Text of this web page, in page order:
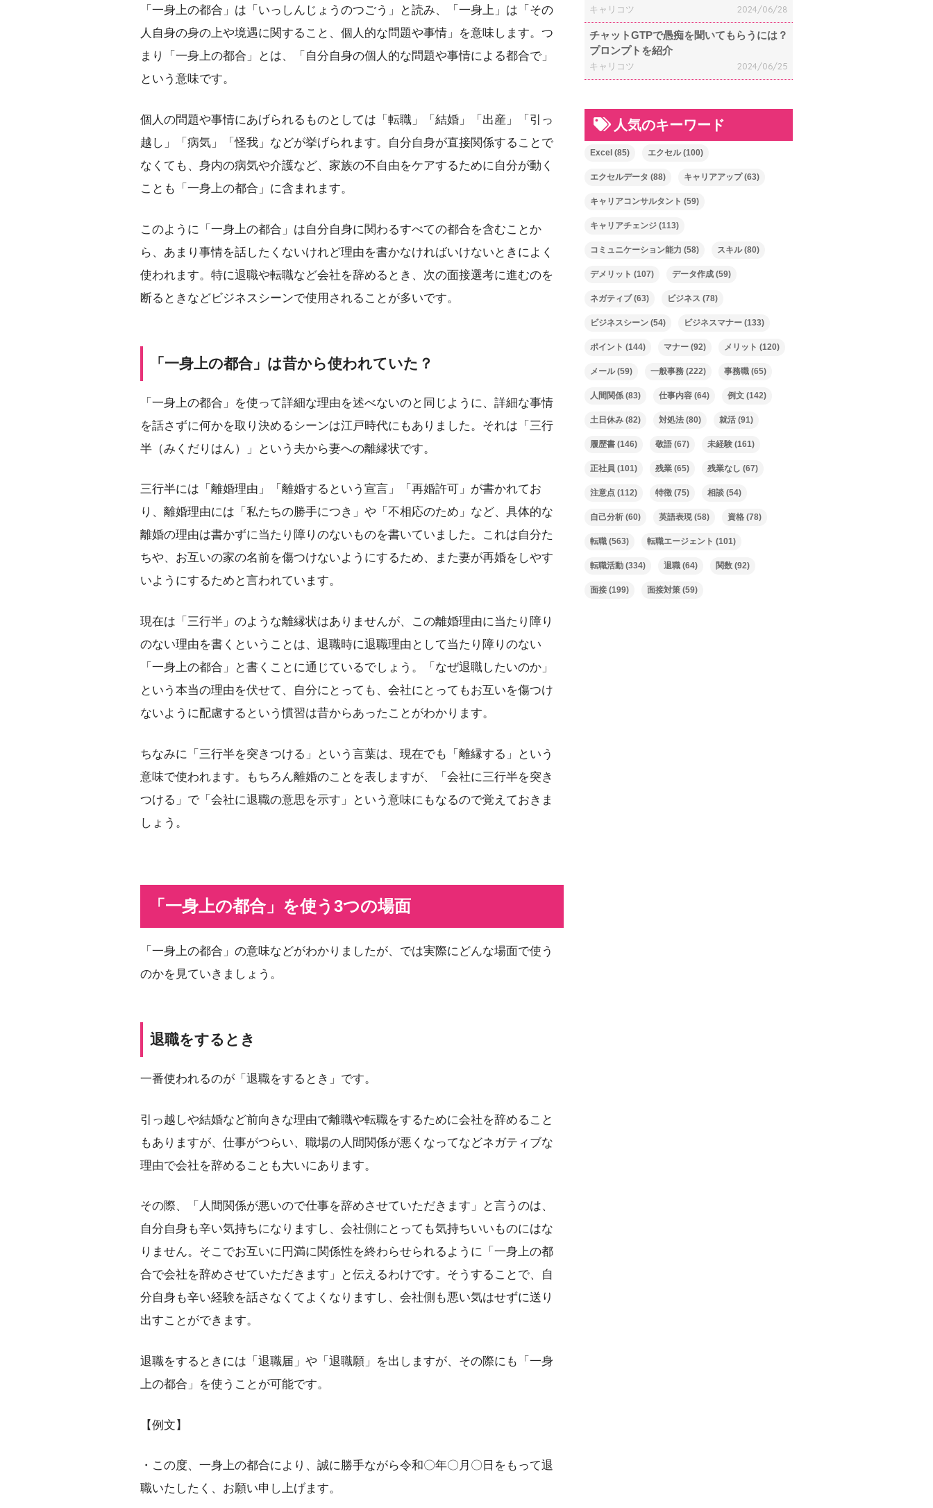
「一身上の都合」は「いっしんじょうのつごう」と読み、「一身上」は「その
人自身の身の上や境遇に関すること、個人的な問題や事情」を意味します。つ
まり「一身上の都合」とは、「自分自身の個人的な問題や事情による都合で」
という意味です。
個人の問題や事情にあげられるものとしては「転職」「結婚」「出産」「引っ
越し」「病気」「怪我」などが挙げられます。自分自身が直接関係することで
なくても、身内の病気や介護など、家族の不自由をケアするために自分が動く
ことも「一身上の都合」に含まれます。
このように「一身上の都合」は自分自身に関わるすべての都合を含むことか
ら、あまり事情を話したくないけれど理由を書かなければいけないときによく
使われます。特に退職や転職など会社を辞めるとき、次の面接選考に進むのを
断るときなどビジネスシーンで使用されることが多いです。
「一身上の都合」は昔から使われていた？
「一身上の都合」を使って詳細な理由を述べないのと同じように、詳細な事情
を話さずに何かを取り決めるシーンは江戸時代にもありました。それは「三行
半（みくだりはん）」という夫から妻への離縁状です。
三行半には「離婚理由」「離婚するという宣言」「再婚許可」が書かれてお
り、離婚理由には「私たちの勝手につき」や「不相応のため」など、具体的な
離婚の理由は書かずに当たり障りのないものを書いていました。これは自分た
ちや、お互いの家の名前を傷つけないようにするため、また妻が再婚をしやす
いようにするためと言われています。
現在は「三行半」のような離縁状はありませんが、この離婚理由に当たり障り
のない理由を書くということは、退職時に退職理由として当たり障りのない
「一身上の都合」と書くことに通じているでしょう。「なぜ退職したいのか」
という本当の理由を伏せて、自分にとっても、会社にとってもお互いを傷つけ
ないように配慮するという慣習は昔からあったことがわかります。
ちなみに「三行半を突きつける」という言葉は、現在でも「離縁する」という
意味で使われます。もちろん離婚のことを表しますが、「会社に三行半を突き
つける」で「会社に退職の意思を示す」という意味にもなるので覚えておきま
しょう。
「一身上の都合」を使う3つの場面
「一身上の都合」の意味などがわかりましたが、では実際にどんな場面で使う
のかを見ていきましょう。
退職をするとき
一番使われるのが「退職をするとき」です。
引っ越しや結婚など前向きな理由で離職や転職をするために会社を辞めること
もありますが、仕事がつらい、職場の人間関係が悪くなってなどネガティブな
理由で会社を辞めることも大いにあります。
その際、「人間関係が悪いので仕事を辞めさせていただきます」と言うのは、
自分自身も辛い気持ちになりますし、会社側にとっても気持ちいいものにはな
りません。そこでお互いに円満に関係性を終わらせられるように「一身上の都
合で会社を辞めさせていただきます」と伝えるわけです。そうすることで、自
分自身も辛い経験を話さなくてよくなりますし、会社側も悪い気はせずに送り
出すことができます。
退職をするときには「退職届」や「退職願」を出しますが、その際にも「一身
上の都合」を使うことが可能です。
【例文】
・この度、一身上の都合により、誠に勝手ながら令和〇年〇月〇日をもって退
職いたしたく、お願い申し上げます。
キャリコツ 2024/06/28
チャットGTPで愚痴を聞いてもらうには？
プロンプトを紹介
キャリコツ 2024/06/25
人気のキーワード
Excel (85) エクセル(100)
エクセルデータ (88) キャリアアップ(63)
キャリアコンサルタント (59)
キャリアチェンジ (113)
コミュニケーション能力 (58) スキル(80)
デメリット (107) データ作成 (59)
ネガティブ(63) ビジネス (78)
ビジネスシーン (54) ビジネスマナー (133)
ポイント (144) マナー (92) メリット (120)
メール(59) 一般事務 (222) 事務職 (65)
人間関係 (83) 仕事内容 (64) 例文 (142)
土日休み (82) 対処法 (80) 就活 (91)
履歴書 (146) 敬語 (67) 未経験 (161)
正社員 (101) 残業 (65) 残業なし (67)
注意点 (112) 特徴 (75) 相談 (54)
自己分析 (60) 英語表現(58) 資格 (78)
転職 (563) 転職エージェント (101)
転職活動 (334) 退職 (64) 関数 (92)
面接 (199) 面接対策 (59)